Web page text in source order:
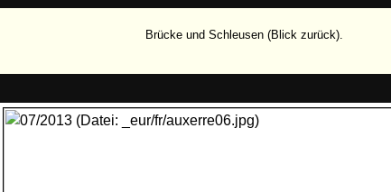
Brücke und Schleusen (Blick zurück).